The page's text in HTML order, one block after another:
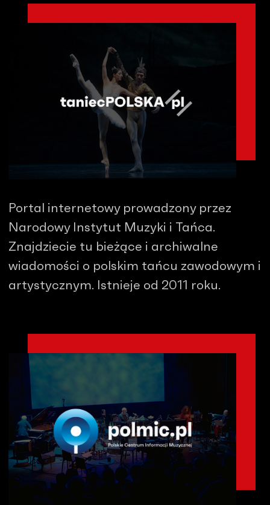
Portal internetowy prowadzony przez
Narodowy Instytut Muzyki i Tańca.
Znajdziecie tu bieżące i archiwalne
wiadomości o polskim tańcu zawodowym i
artystycznym. Istnieje od 2011 roku.